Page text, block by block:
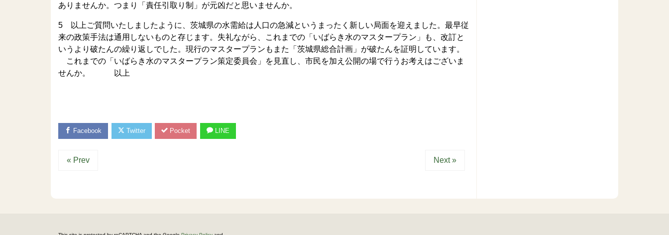
ありませんか。つまり「責任引取り制」が元凶だと思いませんか。
5 以上ご質問いたしましたように、茨城県の水需給は人口の急減というまったく新しい局面を迎えました。最早従
来の政策手法は通用しないものと存じます。失礼ながら、これまでの「いばらき水のマスタープラン」も、改訂と
いうより破たんの繰り返しでした。現行のマスタープランもまた「茨城県総合計画」が破たんを証明しています。
これまでの「いばらき水のマスタープラン策定委員会」を見直し、市民を加え公開の場で行うお考えはございま
せんか。 以上
Facebook Twitter Pocket LINE
« Prev Next »